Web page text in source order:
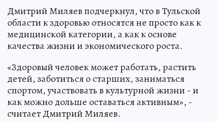
Дмитрий Миляев подчеркнул, что в Тульской
области к здоровью относятся не просто как к
медицинской категории, а как к основе
качества жизни и экономического роста.
«Здоровый человек может работать, растить
детей, заботиться о старших, заниматься
спортом, участвовать в культурной жизни - и
как можно дольше оставаться активным», -
считает Дмитрий Миляев.